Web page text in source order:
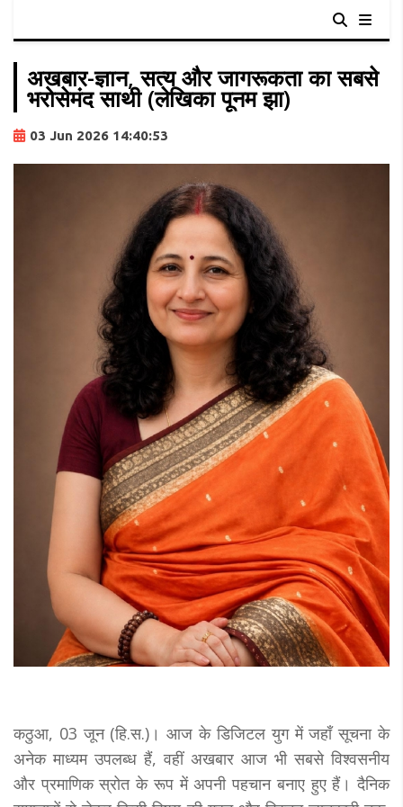
अखबार-ज्ञान, सत्य और जागरूकता का सबसे
भरोसेमंद साथी (लेखिका पूनम झा)
03 Jun 2026 14:40:53
कठुआ, 03 जून (हि.स.)। आज के डिजिटल युग में जहाँ सूचना के
अनेक माध्यम उपलब्ध हैं, वहीं अखबार आज भी सबसे विश्वसनीय
और प्रमाणिक स्रोत के रूप में अपनी पहचान बनाए हुए हैं। दैनिक